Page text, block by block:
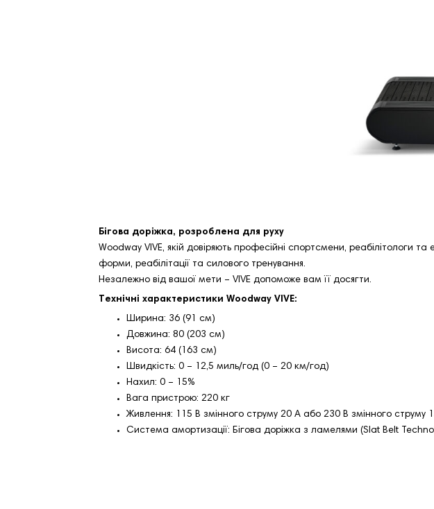
Бігова доріжка, розроблена для руху
Woodway VIVE, якій довіряють професійні спортсмени, реабілітологи
форми, реабілітації та силового тренування.
Незалежно від вашої мети – VIVE допоможе вам її досягти.
Технічні характеристики Woodway VIVE:
Ширина: 36 (91 см)
Довжина: 80 (203 см)
Висота: 64 (163 см)
Швидкість: 0 – 12,5 миль/год (0 – 20 км/год)
Нахил: 0 – 15%
Вага пристрою: 220 кг
Живлення: 115 В змінного струму 20 А або 230 В змінного струму
Система амортизації: Бігова доріжка з ламелями (Slat Belt